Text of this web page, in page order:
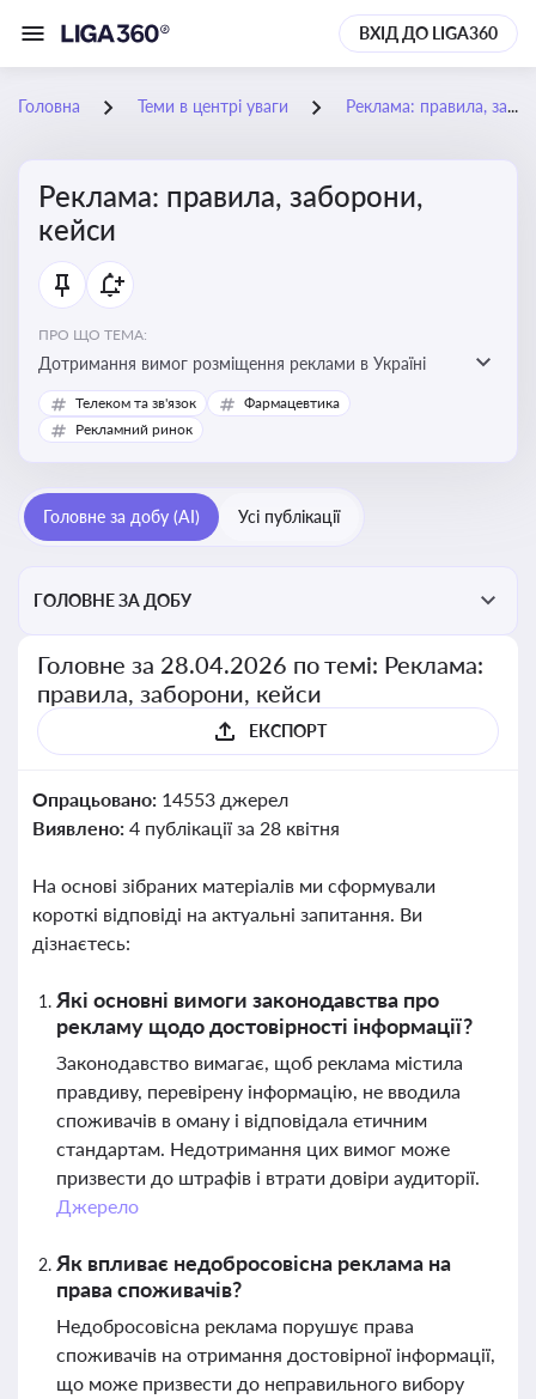
ВХІД ДО LIGA360
Головна Теми в центрі уваги Реклама: правила, заборони, кейси
Реклама: правила, заборони,
кейси
ПРО ЩО ТЕМА:
Дотримання вимог розміщення реклами в Україні
Телеком та зв'язок
Фармацевтика
Рекламний ринок
Головне за добу (AI) Усі публікації
ГОЛОВНЕ ЗА ДОБУ
Головне за 28.04.2026 по темі: Реклама:
правила, заборони, кейси
ЕКСПОРТ
Опрацьовано: 14553 джерел
Виявлено: 4 публікації за 28 квітня
На основі зібраних матеріалів ми сформували
короткі відповіді на актуальні запитання. Ви
дізнаєтесь:
Які основні вимоги законодавства про
рекламу щодо достовірності інформації?
Законодавство вимагає, щоб реклама містила
правдиву, перевірену інформацію, не вводила
споживачів в оману і відповідала етичним
стандартам. Недотримання цих вимог може
призвести до штрафів і втрати довіри аудиторії.
Джерело
Як впливає недобросовісна реклама на
права споживачів?
Недобросовісна реклама порушує права
споживачів на отримання достовірної інформації,
що може призвести до неправильного вибору